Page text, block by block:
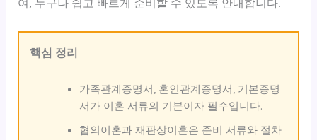
여, 누구나 쉽고 빠르게 준비할 수 있도록 안내합니다.
핵심 정리
가족관계증명서, 혼인관계증명서, 기본증명
서가 이혼 서류의 기본이자 필수입니다.
협의이혼과 재판상이혼은 준비 서류와 절차